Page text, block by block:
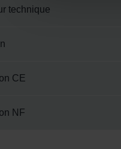
Zehnder Group
technique
CE
NF